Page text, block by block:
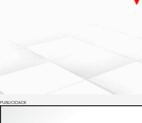
PUBLICIDADE